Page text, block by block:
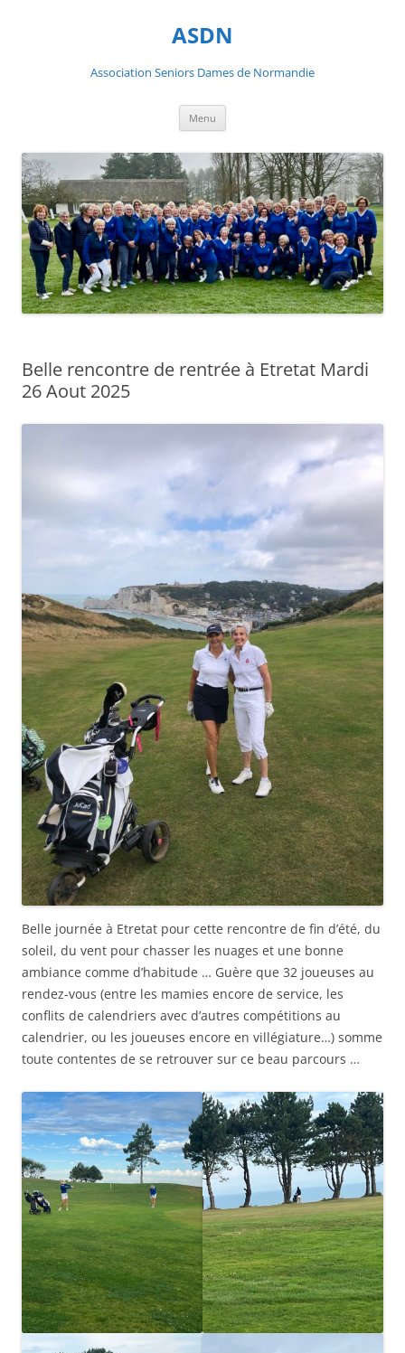
ASDN
Association Seniors Dames de Normandie
Menu
Belle rencontre de rentrée à Etretat Mardi
26 Aout 2025
Belle journée à Etretat pour cette rencontre de fin d’été, du
soleil, du vent pour chasser les nuages et une bonne
ambiance comme d’habitude … Guère que 32 joueuses au
rendez-vous (entre les mamies encore de service, les
conflits de calendriers avec d’autres compétitions au
calendrier, ou les joueuses encore en villégiature…) somme
toute contentes de se retrouver sur ce beau parcours …